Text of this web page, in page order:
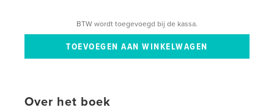
BTW wordt toegevoegd bij de kassa.
Over het boek